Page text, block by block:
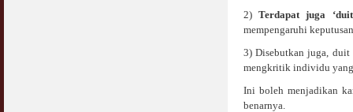
2)Terdapat juga
mempengaruhi
3) Disebutkan juga,
mengkritik individu yang
Ini boleh menjadikan
benarnya.